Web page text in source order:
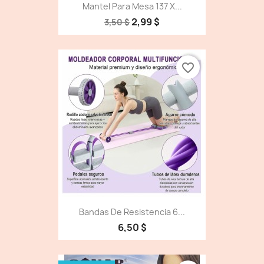
Mantel Para Mesa 137 X...
3,50 $2,99 $
Bandas De Resistencia 6...
6,50 $
favorite_border